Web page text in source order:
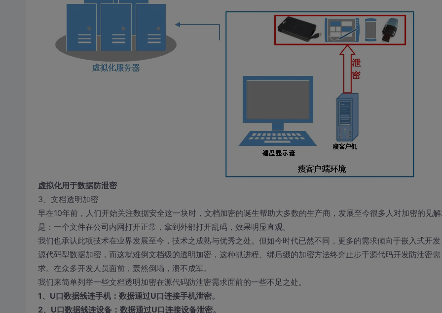
虚拟化用于数据防泄密
3、文档透明加密
早在10年前，人们开始关注数据安全这一块时，文档加密的诞生帮助大多数的生产商，发展至今很多人对加密的见
是：一个文件在公司内网打开正常，拿到外部打开乱码，效果明显直观。
我们也承认此项技术在业界发展至今，技术之成熟与优秀之处。但如今时代已然不同，更多的需求倾向于嵌入式开发
源代码型数据加密，而这就难倒文档级的透明加密，这种抓进程、绑后缀的加密方法终究止步于源代码开发防泄密需
求。在众多开发人员面前，轰然倒塌，溃不成军。
我们来简单列举一些文档透明加密在源代码防泄密需求面前的一些不足之处。
1、U口数据线连手机：数据通过U口连接手机泄密。
2、U口数据线连设备：数据通过U口连接设备泄密。